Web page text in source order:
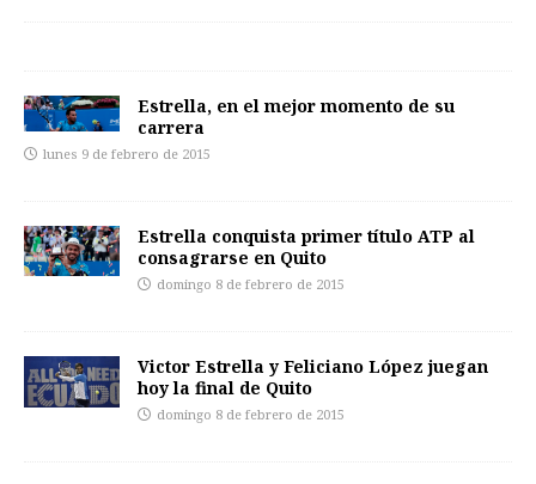
Estrella, en el mejor momento de su
carrera
lunes 9 de febrero de 2015
Estrella conquista primer título ATP al
consagrarse en Quito
domingo 8 de febrero de 2015
Victor Estrella y Feliciano López juegan
hoy la final de Quito
domingo 8 de febrero de 2015